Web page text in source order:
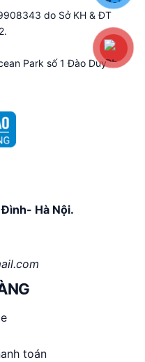
do Sở KH & ĐT
Park số 1 Đào Duy
Hà Nội.
toán